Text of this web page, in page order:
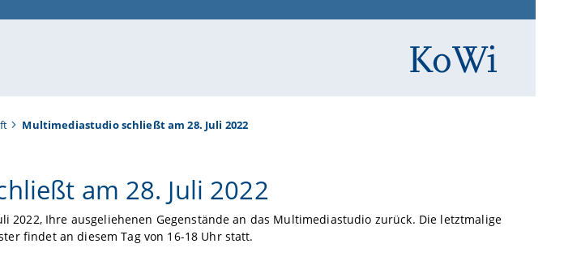
Multimediastudio schließt am 28. Juli 2022
am 28. Juli 2022
2022, Ihre ausgeliehenen Gegenstände an das Multimediastudio zurück. Die letztmalige
findet an diesem Tag von 16-18 Uhr statt.